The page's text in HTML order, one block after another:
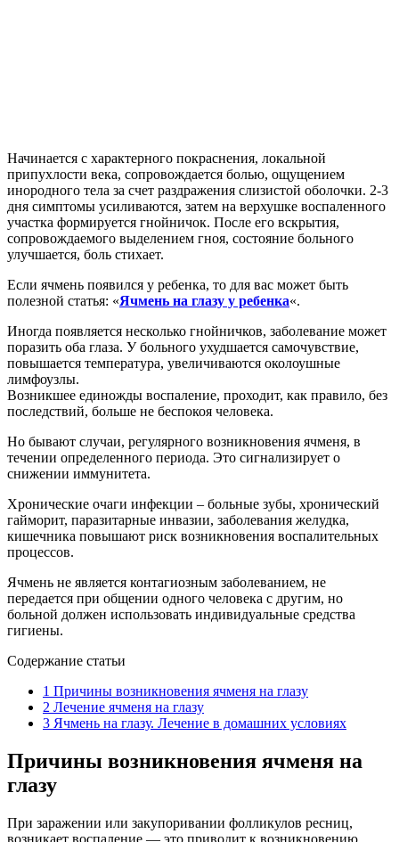
Начинается с характерного покраснения, локальной
припухлости века, сопровождается болью, ощущением
инородного тела за счет раздражения слизистой оболочки. 2-3
дня симптомы усиливаются, затем на верхушке воспаленного
участка формируется гнойничок. После его вскрытия,
сопровождаемого выделением гноя, состояние больного
улучшается, боль стихает.
Если ячмень появился у ребенка, то для вас может быть
полезной статья: «Ячмень на глазу у ребенка«.
Иногда появляется несколько гнойничков, заболевание может
поразить оба глаза. У больного ухудшается самочувствие,
повышается температура, увеличиваются околоушные
лимфоузлы.
Возникшее единожды воспаление, проходит, как правило, без
последствий, больше не беспокоя человека.
Но бывают случаи, регулярного возникновения ячменя, в
течении определенного периода. Это сигнализирует о
снижении иммунитета.
Хронические очаги инфекции – больные зубы, хронический
гайморит, паразитарные инвазии, заболевания желудка,
кишечника повышают риск возникновения воспалительных
процессов.
Ячмень не является контагиозным заболеванием, не
передается при общении одного человека с другим, но
больной должен использовать индивидуальные средства
гигиены.
Содержание статьи
1 Причины возникновения ячменя на глазу
2 Лечение ячменя на глазу
3 Ячмень на глазу. Лечение в домашних условиях
Причины возникновения ячменя на
глазу
При заражении или закупоривании фолликулов ресниц,
возникает воспаление — это приводит к возникновению